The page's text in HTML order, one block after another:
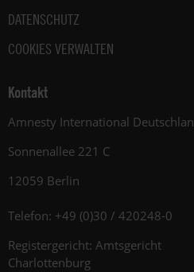
DATENSCHUTZ
COOKIES VERWALTEN
Kontakt
Amnesty International
Sonnenallee 221 C
12059 Berlin
Telefon: +49 (0)30 / 420248-0
Registergericht: Amtsgericht
Charlottenburg